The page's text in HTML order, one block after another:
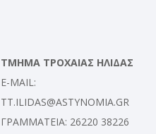
ΤΜΗΜΑ ΤΡΟΧΑΙΑΣ ΗΛΙΔΑΣ
E-MAIL:
TT.ILIDAS@ASTYNOMIA.GR
ΓΡΑΜΜΑΤΕΙΑ: 26220 38226